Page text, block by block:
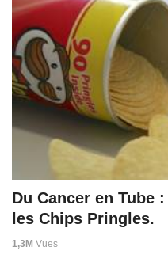
Du Cancer en Tube
les Chips Pringles.
1,3M Vues